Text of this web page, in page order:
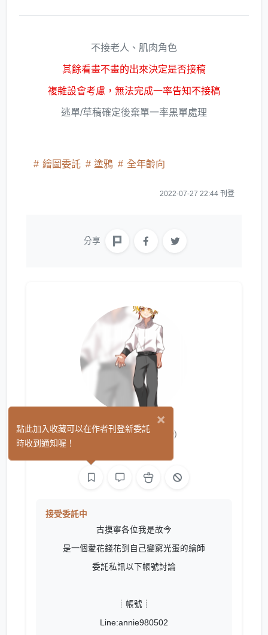
不接老人、肌肉角色
其餘看畫不畫的出來決定是否接稿
複雜設會考慮，無法完成一率告知不接稿
逃單/草稿確定後棄單一率黑單處理
繪圖委託 塗鴉 全年齡向
2022-07-27 22:44 刊登
分享
故今ɢᴜᴊɪɴ (0)
接受委託中
古摸寧各位我是故今
是一個愛花錢花到自己變窮光蛋的繪師
委託私訊以下帳號討論
┊帳號┊
Line:annie980502
×
點此加入收藏可以在作者刊登新委託
時收到通知喔！